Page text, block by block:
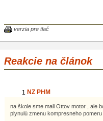
štvortaktné prevedenie.
Pôvodný Ottov motor má
súčasným len málo
voľne vyletel. Až na
vykonal pod vplyvom
určitú prácu.
V roku 1876 získal Otto v
verzia pre tlač
Reakcie na článok
1 NZ PHM
na škole sme mali Ottov motor , ale
plynulú zmenu kompresneho